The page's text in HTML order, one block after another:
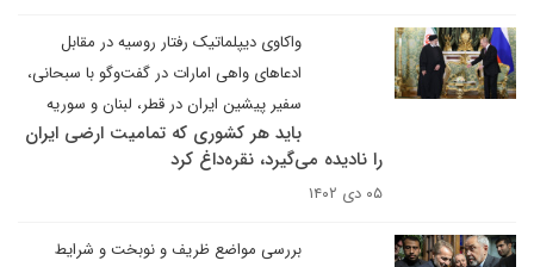
واکاوی دیپلماتیک رفتار روسیه در مقابل
ادعاهای واهی امارات در گفت‌وگو با سبحانی،
سفیر پیشین ایران در قطر، لبنان و سوریه
باید هر کشوری که تمامیت ارضی ایران
را نادیده می‌گیرد، نقره‌داغ کرد
۰۵ دی ۱۴۰۲
بررسی مواضع ظریف و نوبخت و شرایط